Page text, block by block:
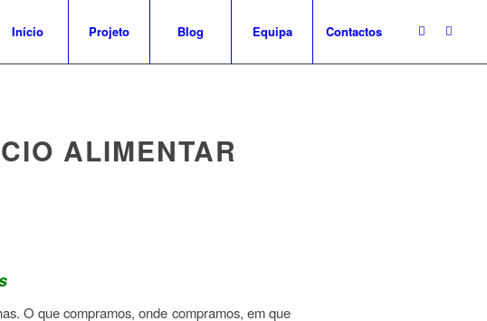
Início Projeto Blog Equipa Contactos
ALIMENTAR
O que compramos, onde compramos, em que